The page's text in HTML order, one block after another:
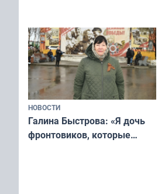
НОВОСТИ
Галина Быстрова: «Я дочь
фронтовиков, которые